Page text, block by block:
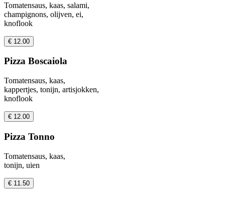
Tomatensaus, kaas, salami,
champignons, olijven, ei,
knoflook
€ 12.00
Pizza Boscaiola
Tomatensaus, kaas,
kappertjes, tonijn, artisjokken,
knoflook
€ 12.00
Pizza Tonno
Tomatensaus, kaas,
tonijn, uien
€ 11.50